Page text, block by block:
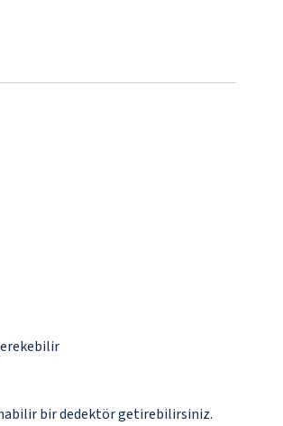
bir dedektör getirebilirsiniz.